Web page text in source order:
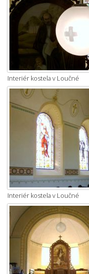
Interiér kostela v Loučné
Interiér kostela v Loučné